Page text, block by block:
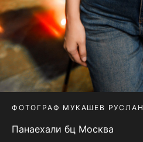
ФОТОГРАФ МУКАШЕВ РУСЛАН
Панаехали бц Москва